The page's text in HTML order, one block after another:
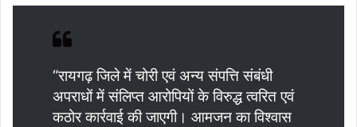
“रायगढ़ जिले में चोरी एवं अन्य संपत्ति संबंधी
अपराधों में संलिप्त आरोपियों के विरुद्ध त्वरित एवं
कठोर कार्रवाई की जाएगी। आमजन का विश्वास